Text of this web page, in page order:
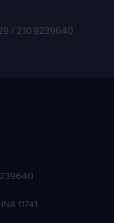
/ 210 9239640
11741